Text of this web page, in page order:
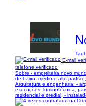
E-mail
telefone verificado
Sobre - empreiteira novo
de baixo, médio e alto
Arquitetura e engenharia: -
execuções: luminotécnica,
residencial e predial; -